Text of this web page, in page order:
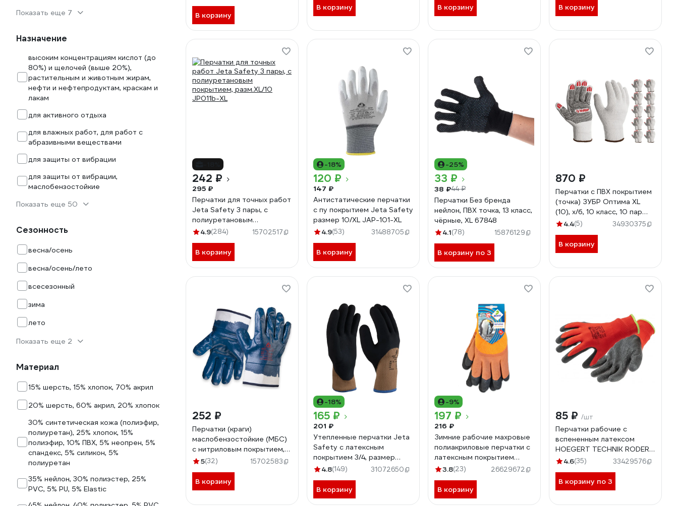
Показать еще 7
Назначение
высоким концентрациям кислот (до
80%) и щелочей (выше 20%),
растительным и животным жирам,
нефти и нефтепродуктам, краскам и
лакам
для активного отдыха
для влажных работ, для работ с
абразивными веществами
для защиты от вибрации
для защиты от вибрации,
маслобензостойкие
Показать еще 50
Сезонность
весна/осень
весна/осень/лето
всесезонный
зима
лето
Показать еще 2
Материал
15% шерсть, 15% хлопок, 70% акрил
20% шерсть, 60% акрил, 20% хлопок
30% синтетическая кожа (полиэфир,
полиуретан), 25% хлопок, 15%
полиэфир, 10% ПВХ, 5% неопрен, 5%
спандекс, 5% силикон, 5%
полиуретан
35% нейлон, 30% полиэстер, 25%
PVC, 5% PU, 5% Elastic
В корзину
В корзину В корзину В корзину
242 ₽
295 ₽
Перчатки для точных работ
Jeta Safety 3 пары, с
полиуретановым
покрытием, разм.XL/10
4.9(284) 15702517
В корзину
-18%
120 ₽
147 ₽
Антистатические перчатки
с пу покрытием Jeta Safety
размер 10/XL JAP-101-XL
4.9(53) 31488705
В корзину
-25%
33 ₽
38 ₽44 ₽
Перчатки Без бренда
нейлон, ПВХ точка, 13 класс,
чёрные, XL 67848
4.1(78) 15876129
В корзину по 3
870 ₽
Перчатки с ПВХ покрытием
(точка) ЗУБР Оптима XL
(10), х/б, 10 класс, 10 пар
11440-XL10
4.4(5) 34930375
В корзину
252 ₽
Перчатки (краги)
маслобензостойкие (МБС)
с нитриловым покрытием,
разм.XL/10 Jeta Safety
5(32) 15702583
В корзину
-18%
165 ₽
201 ₽
Утепленные перчатки Jeta
Safety с латексным
покрытием 3/4, размер
10/XL JLW-201-XL
4.8(149) 31072650
В корзину
-9%
197 ₽
216 ₽
Зимние рабочие махровые
полиакриловые перчатки с
латексным покрытием
БЕРТА облив 3/4 300
3.8(23) 26629672
В корзину
85 ₽ /шт
Перчатки рабочие с
вспененным латексом
HOEGERT TECHNIK RODER
размер 11 HT5K750-11-W
4.6(35) 33429576
В корзину по 3